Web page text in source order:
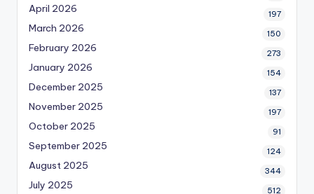
April 2026 197
March 2026 150
February 2026 273
January 2026 154
December 2025 137
November 2025 197
October 2025 91
September 2025 124
August 2025 344
July 2025 512